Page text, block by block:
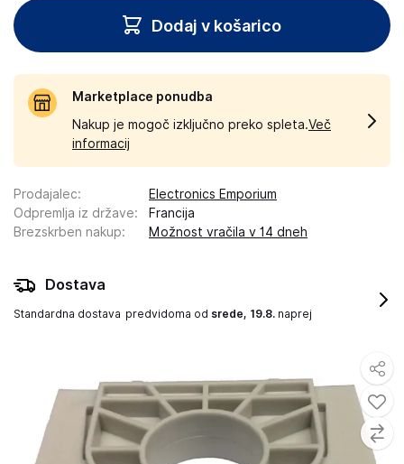
Dodaj v košarico
Marketplace ponudba
Nakup je mogoč izključno preko spleta.Več
informacij
Prodajalec:
Electronics Emporium
Odpremlja iz države:
Francija
Brezskrben nakup: Možnost vračila v 14 dneh
Dostava
Standardna dostava predvidoma od srede, 19.8. naprej